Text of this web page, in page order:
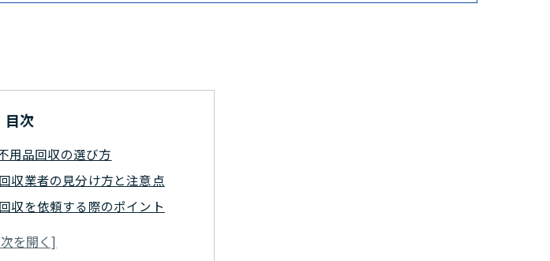
目次
用品回収の選び方
収業者の見分け方と注意点
収を依頼する際のポイント
めの不用品回収チェックリスト